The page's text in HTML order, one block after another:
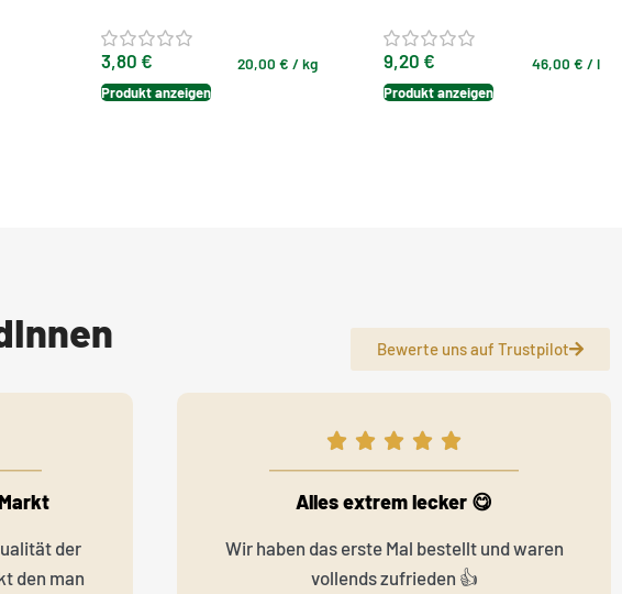
3,80 € 20,00€ /kg
Produkt anzeigen
9,20 € 46,00 € /l
Produkt anzeigen
Bewerte uns auf Trustpilot
der
den man
Alles extrem lecker 😋
Wir haben das erste Mal bestellt und waren
vollends zufrieden 👍